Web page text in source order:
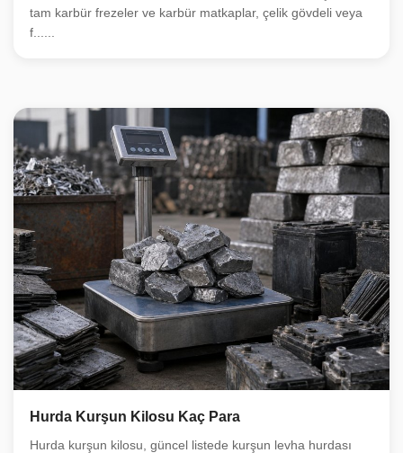
tam karbür frezeler ve karbür matkaplar, çelik gövdeli veya
f......
Hurda Kurşun Kilosu Kaç Para
Hurda kurşun kilosu, güncel listede kurşun levha hurdası